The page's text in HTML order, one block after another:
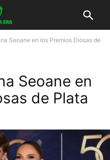
Seoane en los Premios Diosas de
Seoane en
de Plata